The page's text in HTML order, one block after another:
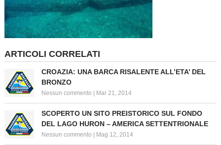
ARTICOLI CORRELATI
CROAZIA: UNA BARCA RISALENTE ALL’ETA’ DEL
BRONZO
Nessun commento Mar 21, 2014
SCOPERTO UN SITO PREISTORICO SUL FONDO
DEL LAGO HURON – AMERICA SETTENTRIONALE
Nessun commento Mag 12, 2014